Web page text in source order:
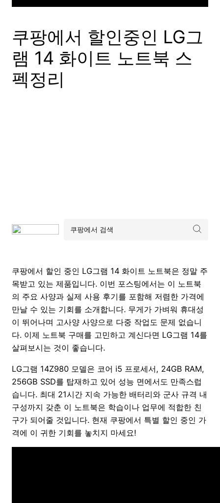
쿠팡에서 할인중인 LG그
램 14 화이트 노트북 스
펙정리
쿠팡에서 할인 중인 LG그램 14 화이트 노트북은 정말 주
목받고 있는 제품입니다. 이번 포스팅에서는 이 노트북
의 주요 사양과 실제 사용 후기를 포함해 저렴한 가격에
만날 수 있는 기회를 소개합니다. 무게가 가벼워 휴대성
이 뛰어나며 고사양 사양으로 다중 작업도 문제 없습니
다. 이제 노트북 구매를 고민하고 계신다면 LG그램 14를
살펴보시는 것이 좋습니다.
LG그램 14Z980 모델은 코어 i5 프로세서, 24GB RAM,
256GB SSD를 탑재하고 있어 성능 면에서도 만족스럽
습니다. 최대 21시간 지속 가능한 배터리와 군사 규격 내
구성까지 갖춘 이 노트북은 학습이나 업무에 적합한 친
구가 되어줄 것입니다. 현재 쿠팡에서 특별 할인 중인 가
격에 이 귀한 기회를 놓치지 마세요!